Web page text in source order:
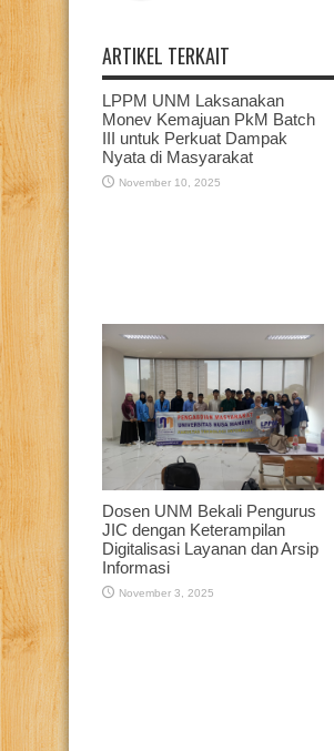
ARTIKEL TERKAIT
LPPM UNM Laksanakan
Monev Kemajuan PkM Batch
III untuk Perkuat Dampak
Nyata di Masyarakat
November 10, 2025
Dosen UNM Bekali Pengurus
JIC dengan Keterampilan
Digitalisasi Layanan dan Arsip
Informasi
November 3, 2025